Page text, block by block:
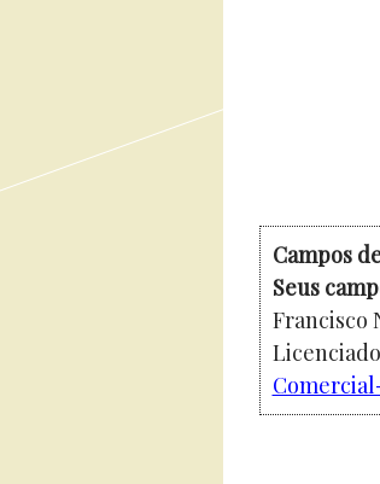
Campos
Seus
Francisco